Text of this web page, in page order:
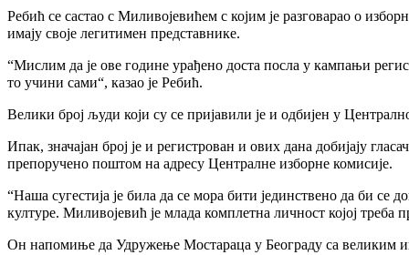
Ребић се састао с Миливојевићем с којим је разговарао о
имају своје легитимен представнике.
“Мислим да је ове године урађено доста посла у кампањи
то учини сами“, казао је Ребић.
Велики број људи који су се пријавили је и одбијен у
Ипак, значајан број је и регистрован и ових дана добијају
препоручено поштом на адресу Централне изборне комисије.
“Наша сугестија је била да се мора бити јединствено да би
културе. Миливојевић је млада комплетна личност којој
Он напомиње да Удружење Мостараца у Београду са великим